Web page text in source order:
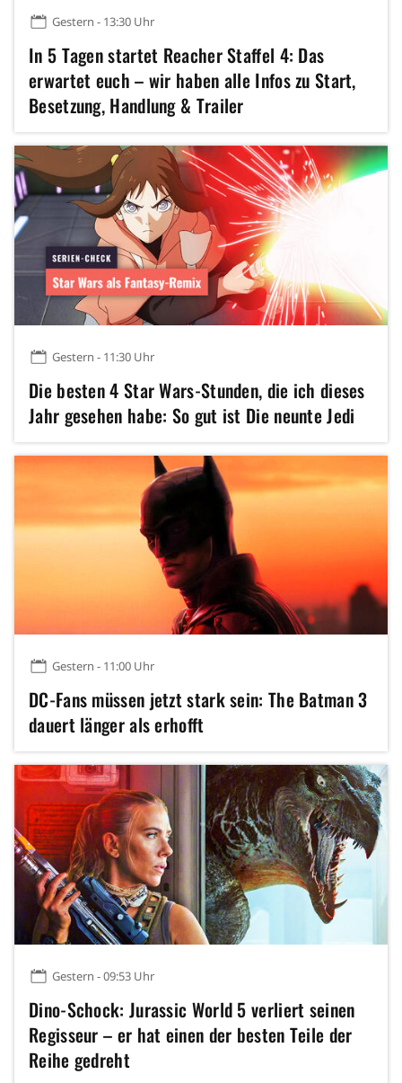
Gestern - 13:30 Uhr
In 5 Tagen startet Reacher Staffel 4: Das
erwartet euch – wir haben alle Infos zu Start,
Besetzung, Handlung & Trailer
Gestern - 11:30 Uhr
Die besten 4 Star Wars-Stunden, die ich dieses
Jahr gesehen habe: So gut ist Die neunte Jedi
Gestern - 11:00 Uhr
DC-Fans müssen jetzt stark sein: The Batman 3
dauert länger als erhofft
Gestern - 09:53 Uhr
Dino-Schock: Jurassic World 5 verliert seinen
Regisseur – er hat einen der besten Teile der
Reihe gedreht